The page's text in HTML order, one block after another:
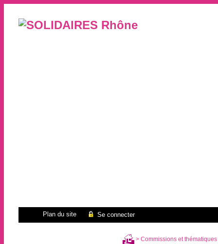
Plan du site Se connecter
> Commissions et thématiques